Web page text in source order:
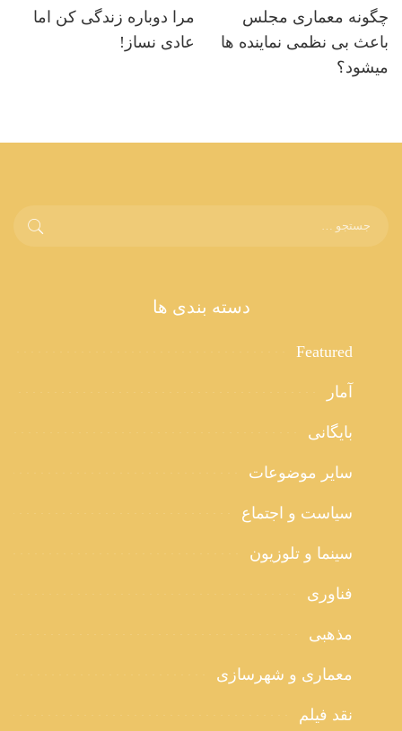
چگونه معماری مجلس
باعث بی نظمی نماینده ها
میشود؟
مرا دوباره زندگی کن اما
عادی نساز!
دسته بندی ها
Featured
آمار
بایگانی
سایر موضوعات
سیاست و اجتماع
سینما و تلوزیون
فناوری
مذهبی
معماری و شهرسازی
نقد فیلم